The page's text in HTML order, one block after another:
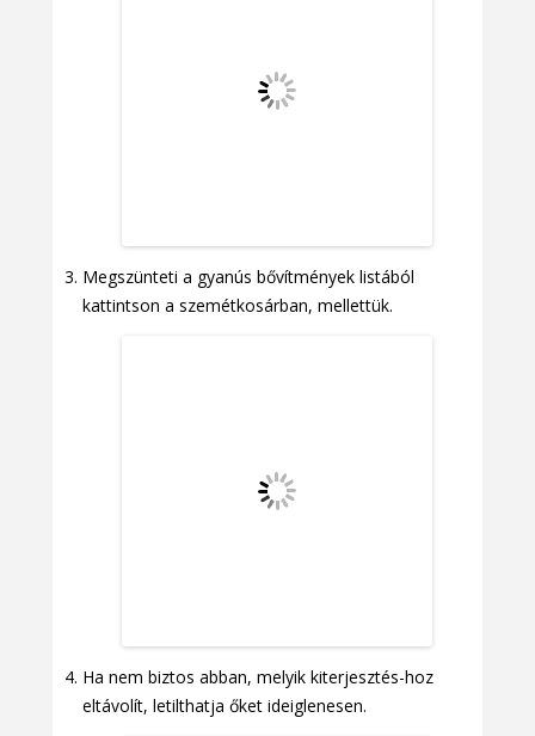
Megszünteti a gyanús bővítmények listából
kattintson a szemétkosárban, mellettük.
Ha nem biztos abban, melyik kiterjesztés-hoz
eltávolít, letilthatja őket ideiglenesen.